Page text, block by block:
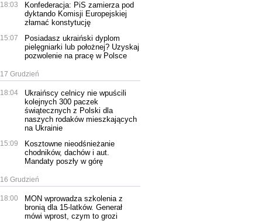
18:03
Konfederacja: PiS zamierza pod
dyktando Komisji Europejskiej
złamać konstytucję
15:07
Posiadasz ukraiński dyplom
pielęgniarki lub położnej? Uzyskaj
pozwolenie na pracę w Polsce
17 Grudzień
18:04
Ukraińscy celnicy nie wpuścili
kolejnych 300 paczek
świątecznych z Polski dla
naszych rodaków mieszkających
na Ukrainie
15:09
Kosztowne nieodśnieżanie
chodników, dachów i aut.
Mandaty poszły w górę
16 Grudzień
18:00
MON wprowadza szkolenia z
bronią dla 15-latków. Generał
mówi wprost, czym to grozi